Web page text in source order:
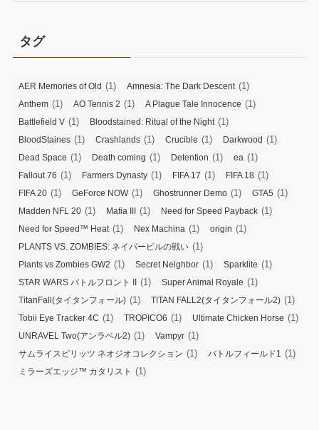
タグ
AER Memories of Old (1) Amnesia: The Dark Descent (1)
Anthem (1) AO Tennis 2 (1) A Plague Tale Innocence (1)
Battlefield V (1) Bloodstained: Ritual of the Night (1)
BloodStaines (1) Crashlands (1) Crucible (1) Darkwood (1)
Dead Space (1) Death coming (1) Detention (1) ea (1)
Fallout 76 (1) Farmers Dynasty (1) FIFA 17 (1) FIFA 18 (1)
FIFA 20 (1) GeForce NOW(1) Ghostrunner Demo (1) GTA5 (1)
Madden NFL 20 (1) Mafia III (1) Need for Speed Payback (1)
Need for Speed™ Heat (1) Nex Machina (1) origin (1)
PLANTS VS. ZOMBIES: ネイバービルの戦い (1)
Plants vs Zombies GW2 (1) Secret Neighbor (1) Sparklite (1)
STAR WARS バトルフロント II (1) Super Animal Royale (1)
TitanFall(タイタンフォール) (1) TITAN FALL2(タイタンフォール2) (1)
Tobii Eye Tracker 4C (1) TROPICO6 (1) Ultimate Chicken Horse (1)
UNRAVEL Two(アンラベル2) (1) Vampyr (1)
サムライスピリッツ ネオジオコレクション (1) バトルフィールド1 (1)
ミラーズエッジ™ カタリスト (1)